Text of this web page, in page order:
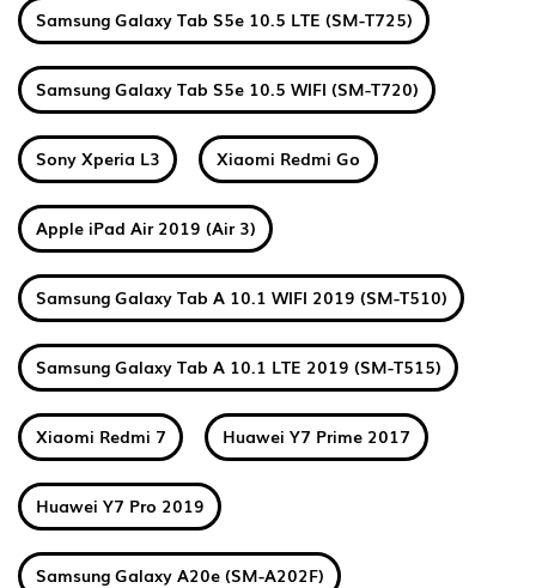
Samsung Galaxy Tab S5e 10.5 LTE (SM-T725)
Samsung Galaxy Tab S5e 10.5 WIFI (SM-T720)
Sony Xperia L3 Xiaomi Redmi Go
Apple iPad Air 2019 (Air 3)
Samsung Galaxy Tab A 10.1 WIFI 2019 (SM-T510)
Samsung Galaxy Tab A 10.1 LTE 2019 (SM-T515)
Xiaomi Redmi 7 Huawei Y7 Prime 2017
Huawei Y7 Pro 2019
Samsung Galaxy A20e (SM-A202F)